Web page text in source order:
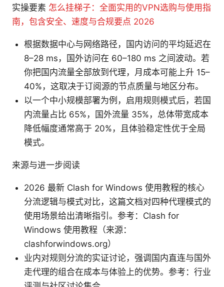
实操要素 怎么挂梯子：全面实用的VPN选购与使用指
南，包含安全、速度与合规要点 2026
根据数据中心与网络路径，国内访问的平均延迟在
8–28 ms，国外访问在 60–180 ms 之间波动。若
你把国内流量全部放到代理，月成本可能上升 15–
40%，这取决于订阅源的节点质量与地区分布。
以一个中小规模部署为例，启用规则模式后，若国
内流量占比 65%，国外流量 35%，总体带宽成本
降低幅度通常高于 20%，且体验稳定性优于全局
模式。
来源与进一步阅读
2026 最新 Clash for Windows 使用教程的核心
分流逻辑与模式对比，这篇文档对四种代理模式的
使用场景给出清晰指引。参考：Clash for
Windows 使用教程（来源：
clashforwindows.org）
业内对规则分流的实证讨论，强调国内直连与国外
走代理的组合在成本与体验上的优势。参考：行业